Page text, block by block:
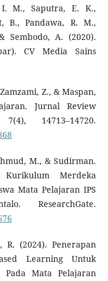
M., Saputra, E. K.,
B., Pandawa, R. M.,
Sembodo, A. (2020).
CV Media Sains
Z., & Maspan,
Jurnal Review
14713–14720.
M., & Sudirman.
Kurikulum Merdeka
Mata Pelajaran IPS
ResearchGate.
(2024). Penerapan
Learning Untuk
Mata Pelajaran